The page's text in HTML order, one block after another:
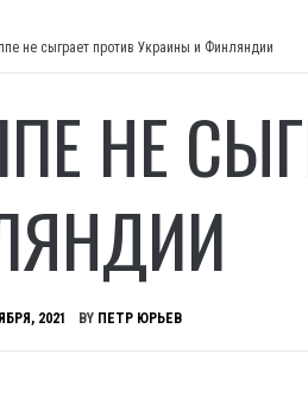
не сыграет против Украины и Финляндии
НЕ
2021 BY ПЕТР ЮРЬЕВ